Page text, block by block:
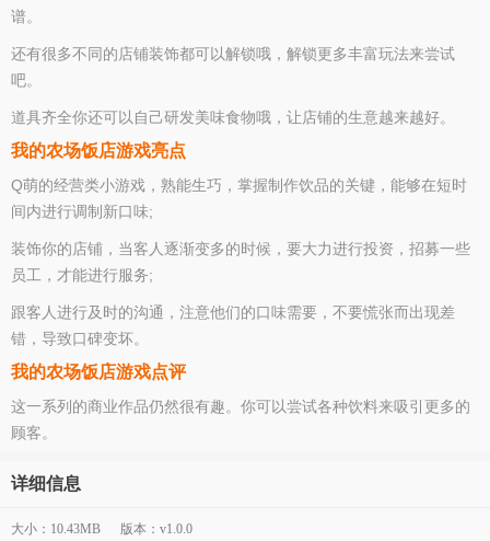
谱。
还有很多不同的店铺装饰都可以解锁哦，解锁更多丰富玩法来尝试
吧。
道具齐全你还可以自己研发美味食物哦，让店铺的生意越来越好。
我的农场饭店游戏亮点
Q萌的经营类小游戏，熟能生巧，掌握制作饮品的关键，能够在短时
间内进行调制新口味;
装饰你的店铺，当客人逐渐变多的时候，要大力进行投资，招募一些
员工，才能进行服务;
跟客人进行及时的沟通，注意他们的口味需要，不要慌张而出现差
错，导致口碑变坏。
我的农场饭店游戏点评
这一系列的商业作品仍然很有趣。你可以尝试各种饮料来吸引更多的
顾客。
详细信息
大小：10.43MB
版本：v1.0.0